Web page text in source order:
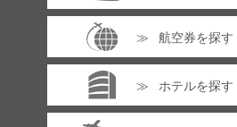
航空券を探す
ホテルを探す